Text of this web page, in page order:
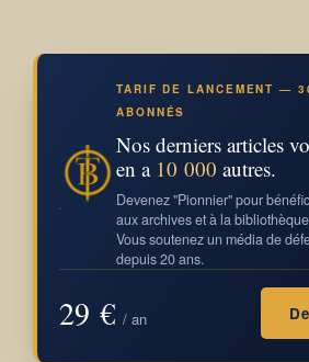
TARIF DE LANCEMENT —
ABONNÉS
Nos derniers articles
en a 10 000 autres.
Devenez "Pionnier" pour
aux archives et à la
Vous soutenez un média de
depuis 20 ans.
29 € / an